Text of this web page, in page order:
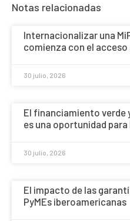
Notas relacionadas
Internacionalizar una
comienza con el
30 julio, 2026
El financiamiento verde
es una oportunidad para
30 julio, 2026
El impacto de las
PyMEs iberoamericanas